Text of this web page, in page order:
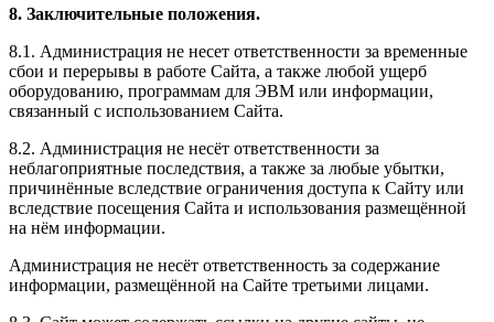
8. Заключительные положения.
8.1. Администрация не несет ответственности за временные
сбои и перерывы в работе Сайта, а также любой ущерб
оборудованию, программам для ЭВМ или информации,
связанный с использованием Сайта.
8.2. Администрация не несёт ответственности за
неблагоприятные последствия, а также за любые убытки,
причинённые вследствие ограничения доступа к Сайту или
вследствие посещения Сайта и использования размещённой
на нём информации.
Администрация не несёт ответственность за содержание
информации, размещённой на Сайте третьими лицами.